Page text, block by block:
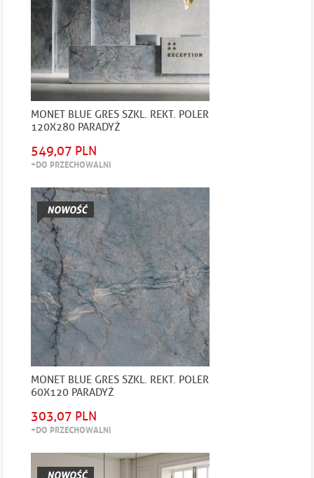
MONET BLUE GRES SZKL. REKT. POLER
120X280 PARADYŻ
549,07 PLN
+DO PRZECHOWALNI
MONET BLUE GRES SZKL. REKT. POLER
60X120 PARADYŻ
303,07 PLN
+DO PRZECHOWALNI